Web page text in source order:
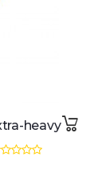
heavy